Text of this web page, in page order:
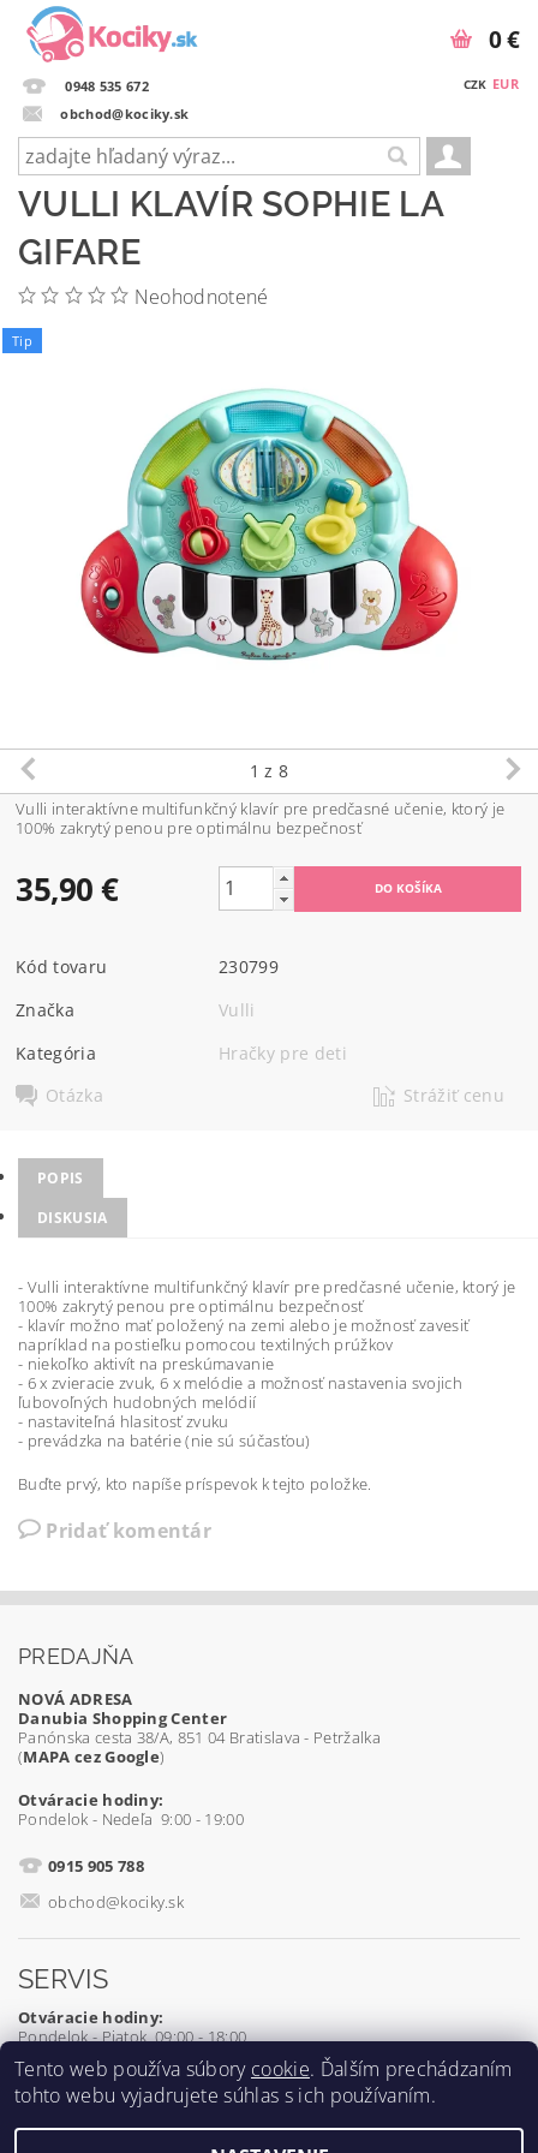
0948 535 672
obchod@kociky.sk
CZK EUR
0 €
VULLI KLAVÍR SOPHIE LA
GIFARE
Neohodnotené
Tip
1 z 8
Vulli interaktívne multifunkčný klavír pre predčasné učenie, ktorý je
100% zakrytý penou pre optimálnu bezpečnosť
35,90 €
Kód tovaru
230799
Značka
Vulli
Kategória
Hračky pre deti
Otázka
Strážiť cenu
POPIS
DISKUSIA
- Vulli interaktívne multifunkčný klavír pre predčasné učenie, ktorý je
100% zakrytý penou pre optimálnu bezpečnosť
- klavír možno mať položený na zemi alebo je možnosť zavesiť
napríklad na postieľku pomocou textilných prúžkov
- niekoľko aktivít na preskúmavanie
- 6 x zvieracie zvuk, 6 x melódie a možnosť nastavenia svojich
ľubovoľných hudobných melódií
- nastaviteľná hlasitosť zvuku
- prevádzka na batérie (nie sú súčasťou)
Buďte prvý, kto napíše príspevok k tejto položke.
Pridať komentár
PREDAJŇA
NOVÁ ADRESA
Danubia Shopping Center
Panónska cesta 38/A, 851 04 Bratislava - Petržalka
(MAPA cez Google)
Otváracie hodiny:
Pondelok - Nedeľa 9:00 - 19:00
0915 905 788
obchod@kociky.sk
SERVIS
Otváracie hodiny:
Pondelok - Piatok 09:00 - 18:00
0905 539 927
Tento web používa súbory cookie. Ďalším prechádzaním
tohto webu vyjadrujete súhlas s ich používaním.